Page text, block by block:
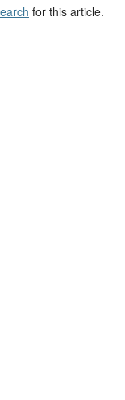
for this article.